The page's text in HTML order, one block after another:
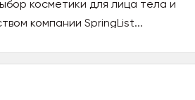
косметики для лица тела и
компании SpringList...